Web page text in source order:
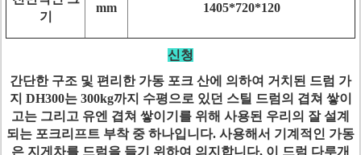
기
mm 1405*720*120
신청
간단한 구조 및 편리한 가동 포크 산에 의하여 거치된 드럼 가
지 DH300는 300kg까지 수평으로 있던 스틸 드럼의 겹쳐 쌓이
고는 그리고 유엔 겹쳐 쌓이기를 위해 사용된 우리의 잘 설계
되는 포크리프트 부착 중 하나입니다. 사용해서 기계적인 가동
은 지게차를 드럼을 들기 위하여 의지합니다, 이 드럼 다루개